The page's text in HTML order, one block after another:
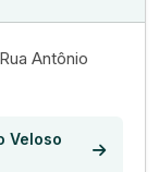
Antônio
Veloso